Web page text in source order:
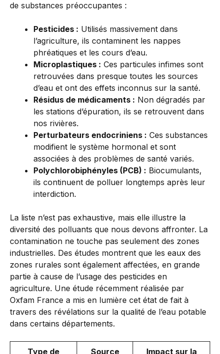
de substances préoccupantes :
Pesticides : Utilisés massivement dans
l’agriculture, ils contaminent les nappes
phréatiques et les cours d’eau.
Microplastiques : Ces particules infimes sont
retrouvées dans presque toutes les sources
d’eau et ont des effets inconnus sur la santé.
Résidus de médicaments : Non dégradés par
les stations d’épuration, ils se retrouvent dans
nos rivières.
Perturbateurs endocriniens : Ces substances
modifient le système hormonal et sont
associées à des problèmes de santé variés.
Polychlorobiphényles (PCB) : Biocumulants,
ils continuent de polluer longtemps après leur
interdiction.
La liste n’est pas exhaustive, mais elle illustre la
diversité des polluants que nous devons affronter. La
contamination ne touche pas seulement des zones
industrielles. Des études montrent que les eaux des
zones rurales sont également affectées, en grande
partie à cause de l’usage des pesticides en
agriculture. Une étude récemment réalisée par
Oxfam France a mis en lumière cet état de fait à
travers des révélations sur la qualité de l’eau potable
dans certains départements.
Type de Source Impact sur la